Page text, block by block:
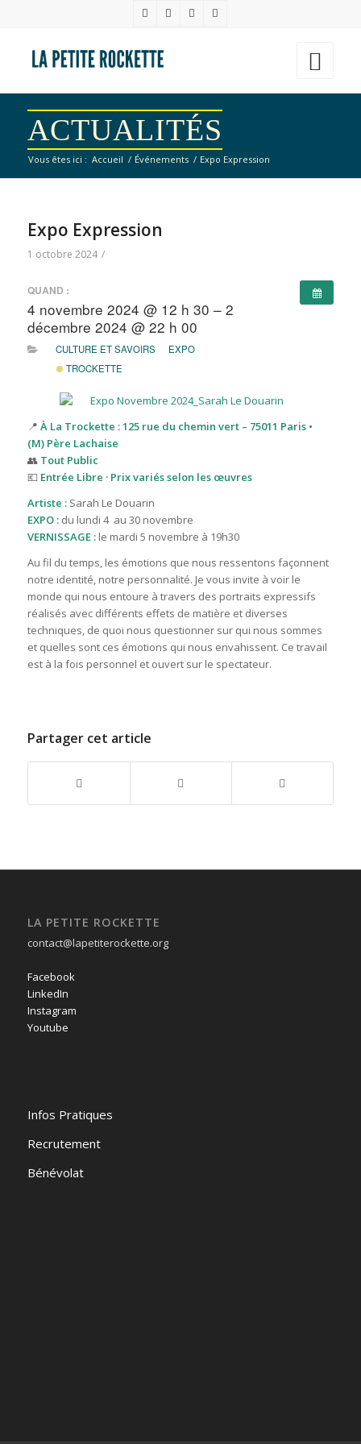
ACTUALITÉS
Vous êtes ici : Accueil / Événements / Expo Expression
Expo Expression
1 octobre 2024 /
QUAND :
4 novembre 2024 @ 12 h 30 – 2
décembre 2024 @ 22 h 00
CULTURE ET SAVOIRS
EXPO
TROCKETTE
📍 À La Trockette : 125 rue du chemin vert – 75011 Paris •
(M) Père Lachaise
👥Tout Public
💶Entrée Libre · Prix variés selon les œuvres
Artiste : Sarah Le Douarin
EXPO : du lundi 4 au 30 novembre
VERNISSAGE : le mardi 5 novembre à 19h30
Au fil du temps, les émotions que nous ressentons façonnent
notre identité, notre personnalité. Je vous invite à voir le
monde qui nous entoure à travers des portraits expressifs
réalisés avec différents effets de matière et diverses
techniques, de quoi nous questionner sur qui nous sommes
et quelles sont ces émotions qui nous envahissent. Ce travail
est à la fois personnel et ouvert sur le spectateur.
Partager cet article
LA PETITE ROCKETTE
contact@lapetiterockette.org
Facebook
LinkedIn
Instagram
Youtube
Infos Pratiques
Recrutement
Bénévolat